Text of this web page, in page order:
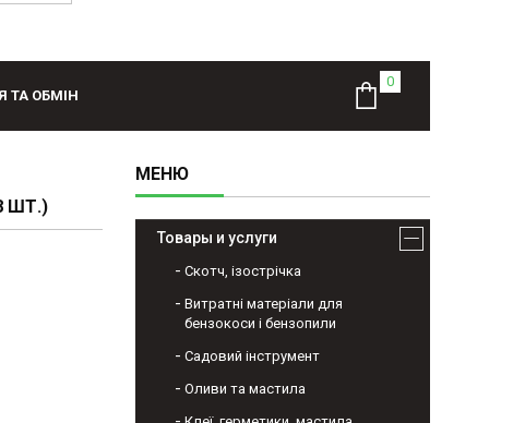
ТА ОБМІН
ШТ.)
Товары и услуги
Скотч, ізострічка
Витратні матеріали для
бензокоси і бензопили
Садовий інструмент
Оливи та мастила